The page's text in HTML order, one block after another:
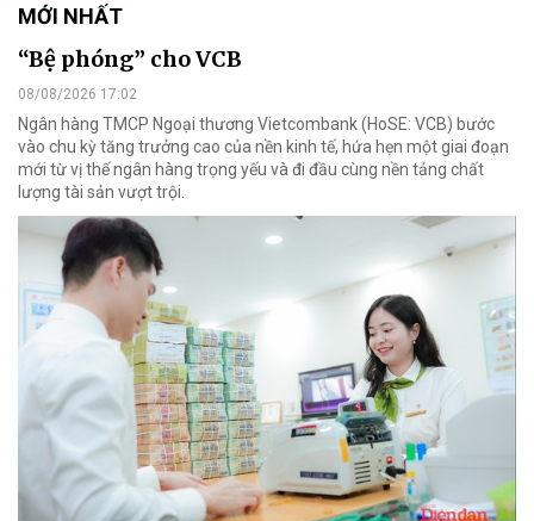
MỚI NHẤT
“Bệ phóng” cho VCB
08/08/2026 17:02
Ngân hàng TMCP Ngoại thương Vietcombank (HoSE: VCB) bước
vào chu kỳ tăng trưởng cao của nền kinh tế, hứa hẹn một giai đoạn
mới từ vị thế ngân hàng trọng yếu và đi đầu cùng nền tảng chất
lượng tài sản vượt trội.